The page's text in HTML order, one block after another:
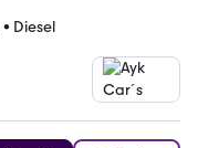
• Diesel